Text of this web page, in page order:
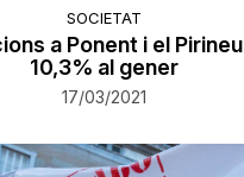
SOCIETAT
a Ponent i el
10,3% al gener
17/03/2021